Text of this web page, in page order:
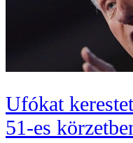
Ufókat
51-es